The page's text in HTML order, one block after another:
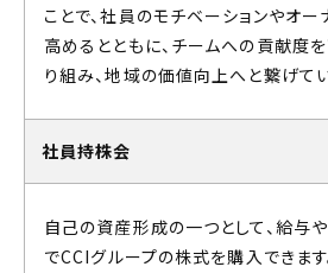
ことで、社員のモチベーションやオー
高めるとともに、チームへの貢献度
り組み、地域の価値向上へと繋げてい
社員持株会
自己の資産形成の一つとして、給与
でCCIグループの株式を購入できます